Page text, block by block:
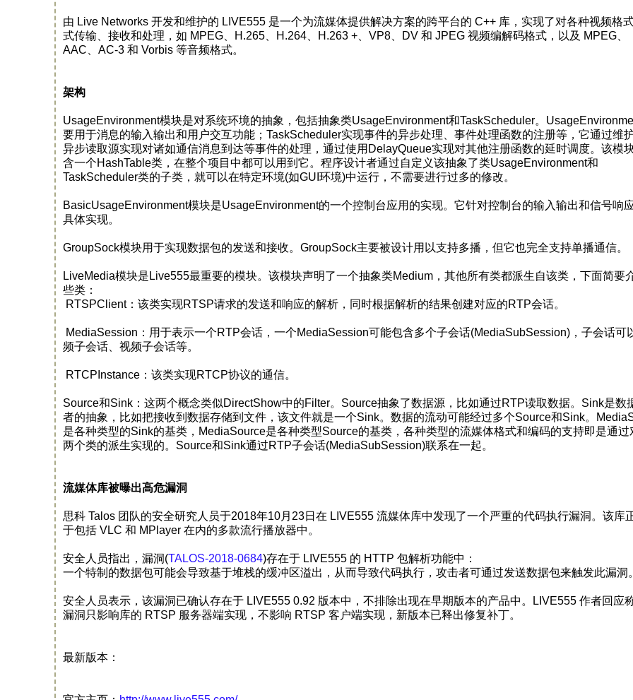
由 Live Networks 开发和维护的 LIVE555 是一个为流媒体提供解决方案的跨平台的 C++ 库，实现了对各种视频格
式传输、接收和处理，如 MPEG、H.265、H.264、H.263 +、VP8、DV 和 JPEG 视频编解码格式，以及 MPEG、
AAC、AC-3 和 Vorbis 等音频格式。
架构
UsageEnvironment模块是对系统环境的抽象，包括抽象类UsageEnvironment和TaskScheduler。
要用于消息的输入输出和用户交互功能；TaskScheduler实现事件的异步处理、事件处理函数的注册等，它通过维
异步读取源实现对诸如通信消息到达等事件的处理，通过使用DelayQueue实现对其他注册函数的延时调度。该模
含一个HashTable类，在整个项目中都可以用到它。程序设计者通过自定义该抽象了类UsageEnvironment和
TaskScheduler类的子类，就可以在特定环境(如GUI环境)中运行，不需要进行过多的修改。
BasicUsageEnvironment模块是UsageEnvironment的一个控制台应用的实现。它针对控制台的输入输出和信号响
具体实现。
GroupSock模块用于实现数据包的发送和接收。GroupSock主要被设计用以支持多播，但它也完全支持单播通信。
LiveMedia模块是Live555最重要的模块。该模块声明了一个抽象类Medium，其他所有类都派生自该类，下面简要
些类：
RTSPClient：该类实现RTSP请求的发送和响应的解析，同时根据解析的结果创建对应的RTP会话。
MediaSession：用于表示一个RTP会话，一个MediaSession可能包含多个子会话(MediaSubSession)，子会话可
频子会话、视频子会话等。
RTCPInstance：该类实现RTCP协议的通信。
Source和Sink：这两个概念类似DirectShow中的Filter。Source抽象了数据源，比如通过RTP读取数据。Sink是数
者的抽象，比如把接收到数据存储到文件，该文件就是一个Sink。数据的流动可能经过多个Source和Sink。
是各种类型的Sink的基类，MediaSource是各种类型Source的基类，各种类型的流媒体格式和编码的支持即是通过
两个类的派生实现的。Source和Sink通过RTP子会话(MediaSubSession)联系在一起。
流媒体库被曝出高危漏洞
思科 Talos 团队的安全研究人员于2018年10月23日在 LIVE555 流媒体库中发现了一个严重的代码执行漏洞。该库
于包括 VLC 和 MPlayer 在内的多款流行播放器中。
安全人员指出，漏洞(TALOS-2018-0684)存在于 LIVE555 的 HTTP 包解析功能中：
一个特制的数据包可能会导致基于堆栈的缓冲区溢出，从而导致代码执行，攻击者可通过发送数据包来触发此漏洞。
安全人员表示，该漏洞已确认存在于 LIVE555 0.92 版本中，不排除出现在早期版本的产品中。LIVE555 作者回应
漏洞只影响库的 RTSP 服务器端实现，不影响 RTSP 客户端实现，新版本已释出修复补丁。
最新版本：